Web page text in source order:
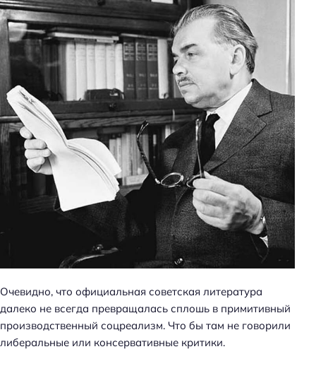
Очевидно, что официальная советская литература
далеко не всегда превращалась сплошь в примитивный
производственный соцреализм. Что бы там не говорили
либеральные или консервативные критики.